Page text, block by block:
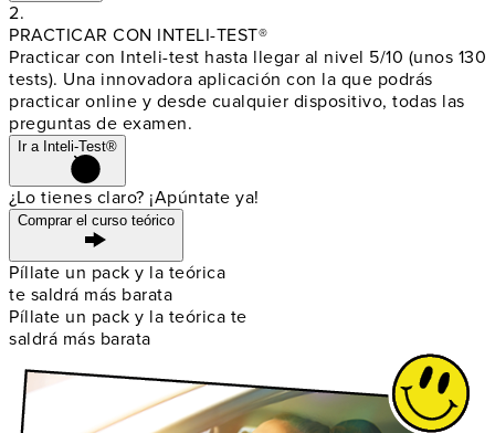
2.
PRACTICAR CON INTELI-TEST®
Practicar con Inteli-test hasta llegar al nivel 5/10 (unos 130
tests). Una innovadora aplicación con la que podrás
practicar online y desde cualquier dispositivo, todas las
preguntas de examen.
Ir a Inteli-Test®
¿Lo tienes claro? ¡Apúntate ya!
Comprar el curso teórico
Píllate un pack y la teórica
te saldrá más barata
Píllate un pack y la teórica te
saldrá más barata